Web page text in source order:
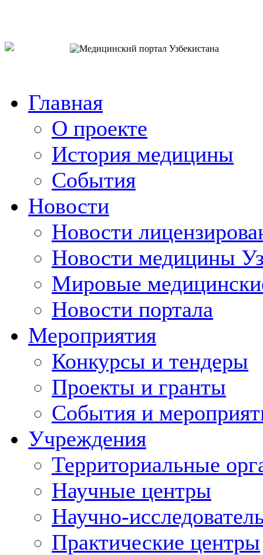
Главная
О проекте
История медицины
События
Новости
Новости
Новости медицины
Мировые
Новости портала
Мероприятия
Конкурсы и тендеры
Проекты и гранты
События и
Учреждения
Территориальные
Научные центры
Научно-
Практические центры